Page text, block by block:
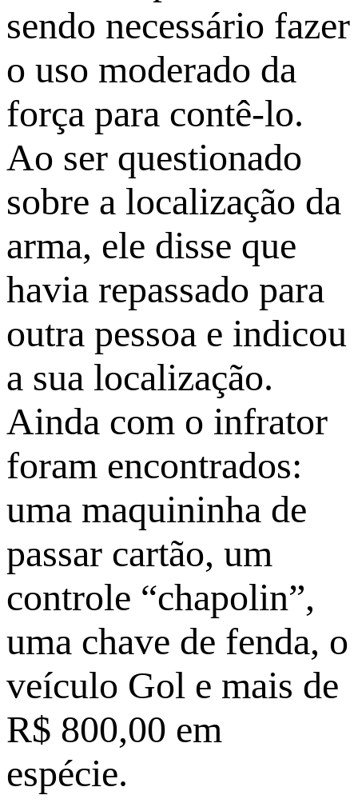
sendo necessário fazer
o uso moderado da
força para contê-lo.
Ao ser questionado
sobre a localização da
arma, ele disse que
havia repassado para
outra pessoa e indicou
a sua localização.
Ainda com o infrator
foram encontrados:
uma maquininha de
passar cartão, um
controle “chapolin”,
uma chave de fenda, o
veículo Gol e mais de
R$ 800,00 em
espécie.